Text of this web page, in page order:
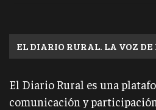
EL DIARIO RURAL. LA VOZ DE
El Diario Rural es una
comunicación y